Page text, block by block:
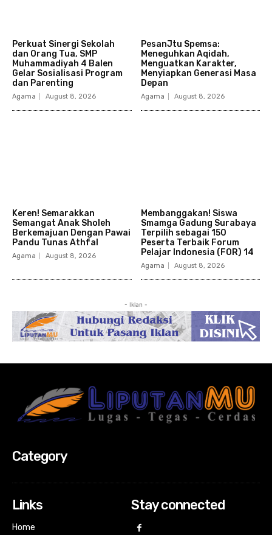
Perkuat Sinergi Sekolah
dan Orang Tua, SMP
Muhammadiyah 4 Balen
Gelar Sosialisasi Program
dan Parenting
Agama August 8, 2026
PesanJtu Spemsa:
Meneguhkan Aqidah,
Menguatkan Karakter,
Menyiapkan Generasi Masa
Depan
Agama August 8, 2026
Keren! Semarakkan
Semangat Anak Sholeh
Berkemajuan Dengan Pawai
Pandu Tunas Athfal
Agama August 8, 2026
Membanggakan! Siswa
Smamga Gadung Surabaya
Terpilih sebagai 150
Peserta Terbaik Forum
Pelajar Indonesia (FOR) 14
Agama August 8, 2026
- Iklan -
Category
Links
Home
Stay connected